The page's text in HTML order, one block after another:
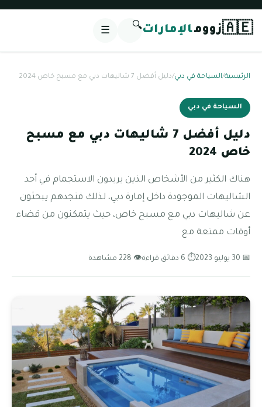
🇦🇪زوومالإمارات🔍
☰
الرئيسية/السياحة في دبي/دليل أفضل 7 شاليهات دبي مع مسبح خاص 2024
السياحة في دبي
دليل أفضل 7 شاليهات دبي مع مسبح
خاص 2024
هناك الكثير من الأشخاص الذين يريدون الاستجمام في أحد
الشاليهات الموجودة داخل إمارة دبي، لذلك فتجدهم يبحثون
عن شاليهات دبي مع مسبح خاص، حيث يتمكنون من قضاء
أوقات ممتعة مع
📅 30 يوليو 2023 ⏱ 6 دقائق قراءة 👁 228 مشاهدة